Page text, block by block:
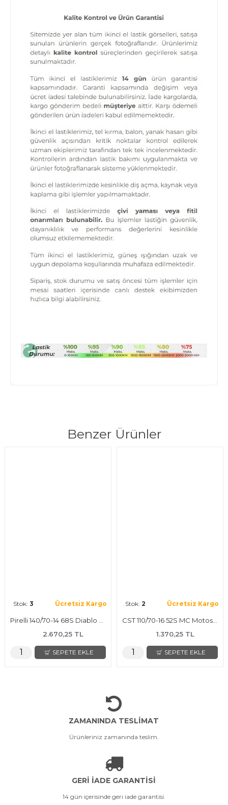
Benzer Ürünler
Stok: 3 Ücretsiz Kargo
2.670,25 TL
SEPETE EKLE
Stok: 2 Ücretsiz Kargo
1.370,25 TL
SEPETE EKLE
ZAMANINDA TESLİMAT
Ürünleriniz zamanında teslim.
GERİ İADE GARANTİSİ
14 gün içerisinde geri iade garantisi.